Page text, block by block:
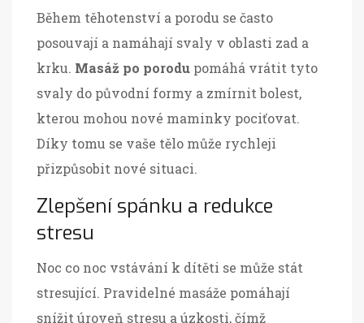
Během těhotenství a porodu se často
posouvají a namáhají svaly v oblasti zad a
krku. Masáž po porodu pomáhá vrátit tyto
svaly do původní formy a zmírnit bolest,
kterou mohou nové maminky pociťovat.
Díky tomu se vaše tělo může rychleji
přizpůsobit nové situaci.
Zlepšení spánku a redukce
stresu
Noc co noc vstávání k dítěti se může stát
stresující. Pravidelné masáže pomáhají
snížit úroveň stresu a úzkosti, čímž